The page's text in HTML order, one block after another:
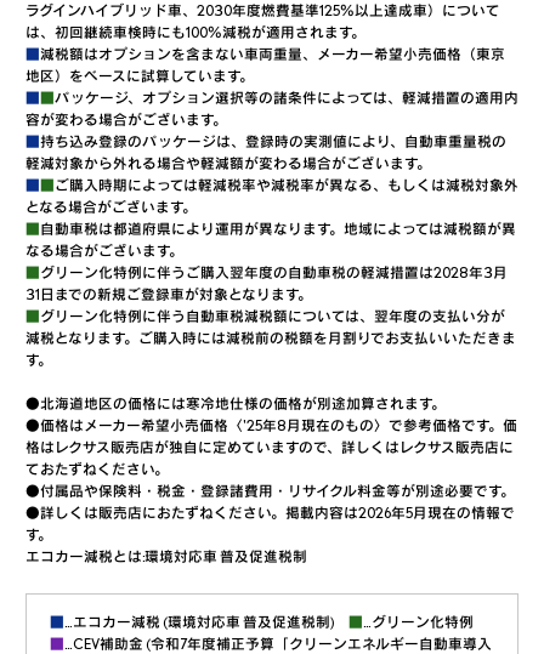
ラグインハイブリッド車、2030年度燃費基準125％以上達成車）について
は、初回継続車検時にも100％減税が適用されます。
■減税額はオプションを含まない車両重量、メーカー希望小売価格（東京
地区）をベースに試算しています。
■■パッケージ、オプション選択等の諸条件によっては、軽減措置の適用内
容が変わる場合がございます。
■持ち込み登録のパッケージは、登録時の実測値により、自動車重量税の
軽減対象から外れる場合や軽減額が変わる場合がございます。
■■ご購入時期によっては軽減税率や減税率が異なる、もしくは減税対象外
となる場合がございます。
■自動車税は都道府県により運用が異なります。地域によっては減税額が異
なる場合がございます。
■グリーン化特例に伴うご購入翌年度の自動車税の軽減措置は2028年3月
31日までの新規ご登録車が対象となります。
■グリーン化特例に伴う自動車税減税額については、翌年度の支払い分が
減税となります。ご購入時には減税前の税額を月割りでお支払いいただきま
す。
●北海道地区の価格には寒冷地仕様の価格が別途加算されます。
●価格はメーカー希望小売価格〈'25年8月現在のもの〉で参考価格です。価
格はレクサス販売店が独自に定めていますので、詳しくはレクサス販売店に
ておたずねください。
●付属品や保険料・税金・登録諸費用・リサイクル料金等が別途必要です。
●詳しくは販売店におたずねください。掲載内容は2026年5月現在の情報で
す。
エコカー減税とは:環境対応車 普及促進税制
■ …エコカー減税 (環境対応車 普及促進税制) ■ …グリーン化特例
■ …CEV補助金 (令和7年度補正予算「クリーンエネルギー自動車導入